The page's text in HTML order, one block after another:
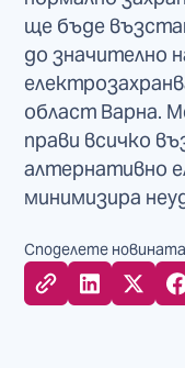
ще бъде
до значително
област Варна.
прави всичко
алтернативно
минимизира
Споделете